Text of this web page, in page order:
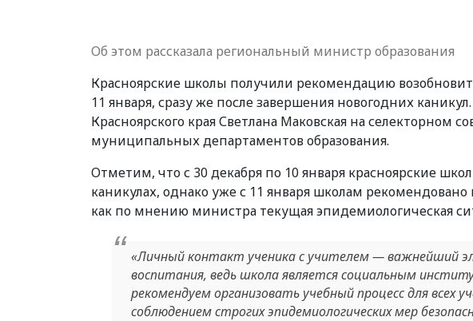
Об этом рассказала региональный министр образования
Красноярские школы получили рекомендацию
11 января, сразу же после завершения новогодних
Красноярского края Светлана Маковская на селекторном
муниципальных департаментов образования.
Отметим, что с 30 декабря по 10 января красноярские
каникулах, однако уже с 11 января школам
как по мнению министра текущая эпидемиологическая
«Личный контакт ученика с учителем — важнейший
воспитания, ведь школа является социальным
рекомендуем организовать учебный процесс для всех
соблюдением строгих эпидемиологических мер